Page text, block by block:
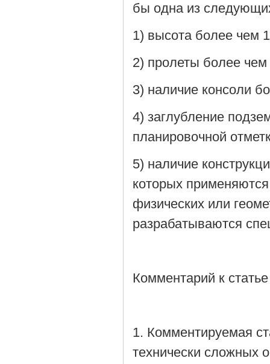
бы одна из
1) высота более чем
2) пролеты более
3) наличие консоли
4) заглубление
планировочной
5) наличие
которых
физических или
разрабатываются
Комментарий к
1. Комментируемая
технически сложных